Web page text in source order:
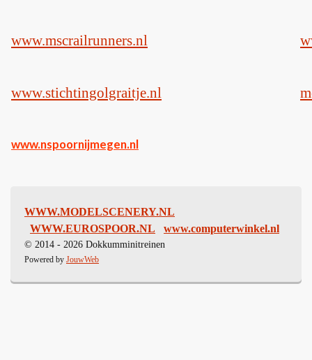
www.mscrailrunners.nl
www.stichtingolgraitje.nl
www.nspoornijmegen.nl
WWW.MODELSCENERY.NL
WWW.EUROSPOOR.NL
www.computerwinkel.nl
© 2014 - 2026 Dokkumminitreinen
Powered by JouwWeb